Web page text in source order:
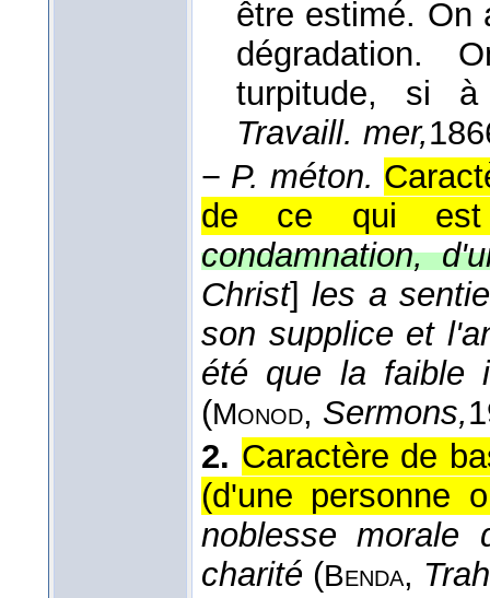
être estimé. On
dégradation.
turpitude, si
Travaill. mer,
− P. méton.
de ce qui est
condamnation,
Christ]les a
son supplice et
été que la faible
(Monod, Sermons,
2. Caractère de
(d'une personne
noblesse
charité (Benda,